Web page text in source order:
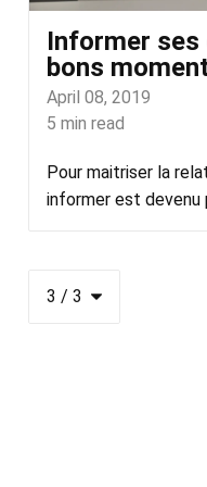
Informer ses
bons
April 08, 2019
5 min read
Pour maitriser la
informer est devenu
3 / 3